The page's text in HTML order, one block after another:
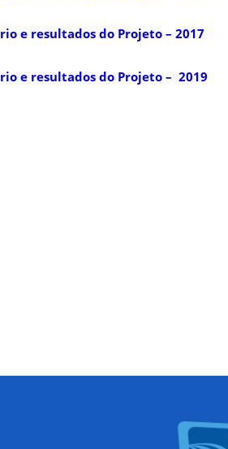
e resultados do Projeto – 2017
e resultados do Projeto – 2019